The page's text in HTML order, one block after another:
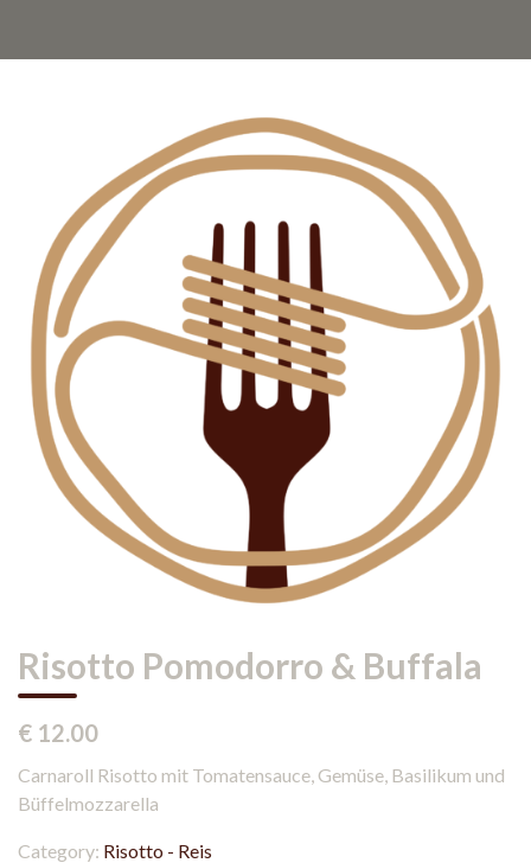
Risotto Pomodorro & Buffala
€ 12.00
Carnaroll Risotto mit Tomatensauce, Gemüse, Basilikum und
Büffelmozzarella
Category: Risotto - Reis